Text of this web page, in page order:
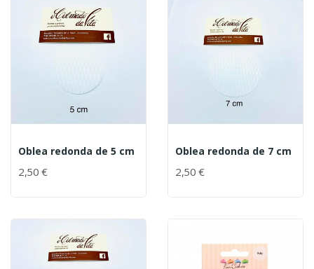
Oblea redonda de 5 cm
2,50 €
Oblea redonda de 7 cm
2,50 €